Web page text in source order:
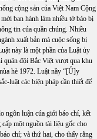
cộng sản của Việt Nam Cộng
ban hành làm nhiều tờ báo bị
tin của quần chúng. Nhiều
xuất bản mà cuộc sống bị
này là một phần của Luật ủy
quân đội Bắc Việt vượt qua khu
hè 1972. Luật nầy “[Ủ]y
luật các biện pháp cần thiết để
ngôn luận của giới báo chí, kết
một nguồn tài liệu gốc cho
chí; và thứ hai, cho thấy rằng